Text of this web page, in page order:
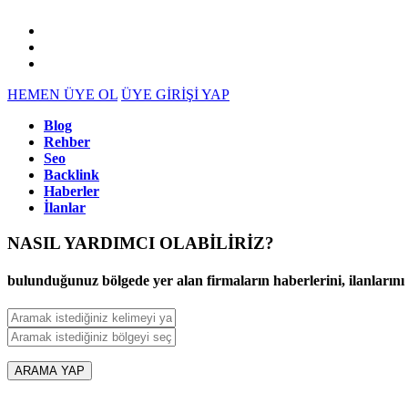
HEMEN ÜYE OL ÜYE GİRİŞİ YAP
Blog
Rehber
Seo
Backlink
Haberler
İlanlar
NASIL YARDIMCI OLABİLİRİZ?
bulunduğunuz bölgede yer alan firmaların haberlerini,
ARAMA YAP